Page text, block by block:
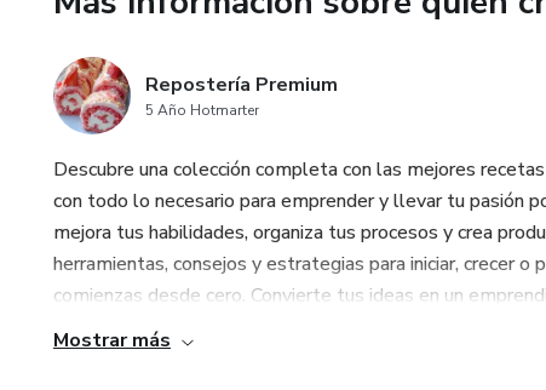
✔️ Quieres que tus tortas no
✔️ Buscas bases confiables
✔️ Sueñas con una repostería
Al dominar los bizcochos
ven, saben y se venden mejor
Repostería Premium
5 Año Hotmarter
Descubre una colección completa con las mejores
con todo lo necesario para emprender y llevar tu pasión
mejora tus habilidades, organiza tus procesos y crea
herramientas, consejos y estrategias para iniciar, crecer
comienzas desde cero. Convierte tus ideas en un
Mostrar más